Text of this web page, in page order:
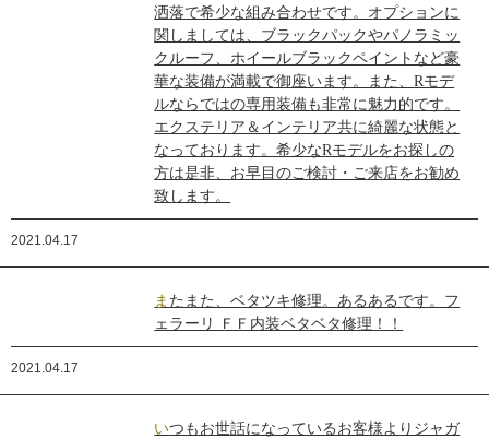
洒落で希少な組み合わせです。オプションに
関しましては、ブラックパックやパノラミッ
クルーフ、ホイールブラックペイントなど豪
華な装備が満載で御座います。また、Rモデ
ルならではの専用装備も非常に魅力的です。
エクステリア＆インテリア共に綺麗な状態と
なっております。希少なRモデルをお探しの
方は是非、お早目のご検討・ご来店をお勧め
致します。
2021.04.17
またまた、ベタツキ修理。あるあるです。フ
ェラーリ ＦＦ内装ベタベタ修理！！
2021.04.17
いつもお世話になっているお客様よりジャガ